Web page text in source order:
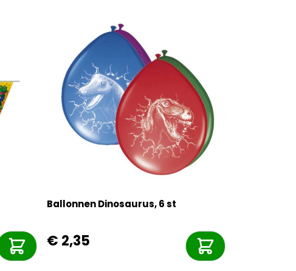
Ballonnen Dinosaurus, 6 st
€ 2,35